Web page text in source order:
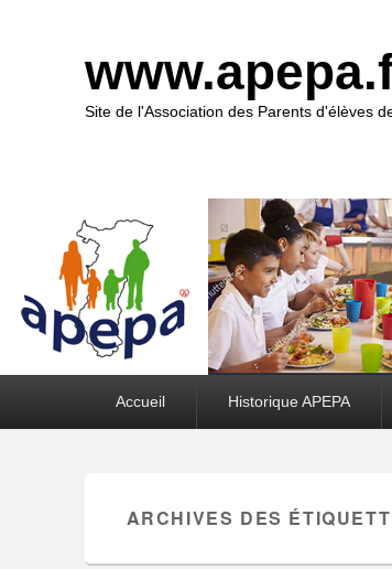
Site de l'Association des Parents d'élèves
Accueil Historique APEPA
ARCHIVES DES